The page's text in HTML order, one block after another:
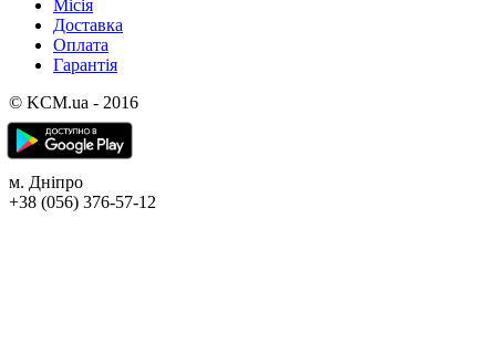
Місія
Доставка
Оплата
Гарантія
© KCM.ua - 2016
м. Дніпро
+38 (056) 376-57-12